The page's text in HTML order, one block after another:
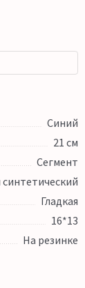
Синий
21 см
Сегмент
Гладкая
16*13
На резинке